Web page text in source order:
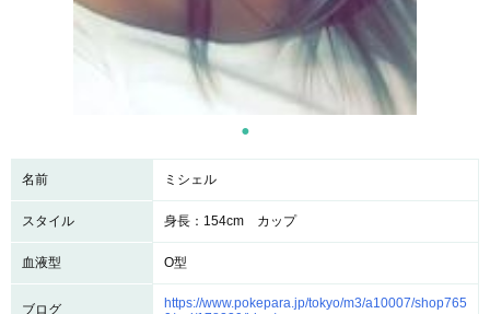
名前 ミシェル
スタイル 身長：154cm カップ
血液型 O型
ブログ
https://www.pokepara.jp/tokyo/m3/a10007/shop765